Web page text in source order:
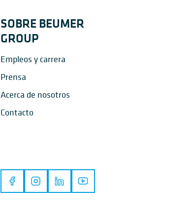
SOBRE BEUMER
GROUP
Empleos y carrera
Prensa
Acerca de nosotros
Contacto